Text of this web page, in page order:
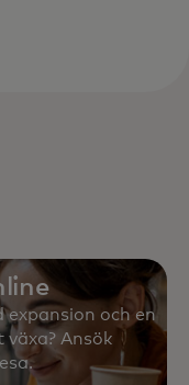
expansion och en
Ansök